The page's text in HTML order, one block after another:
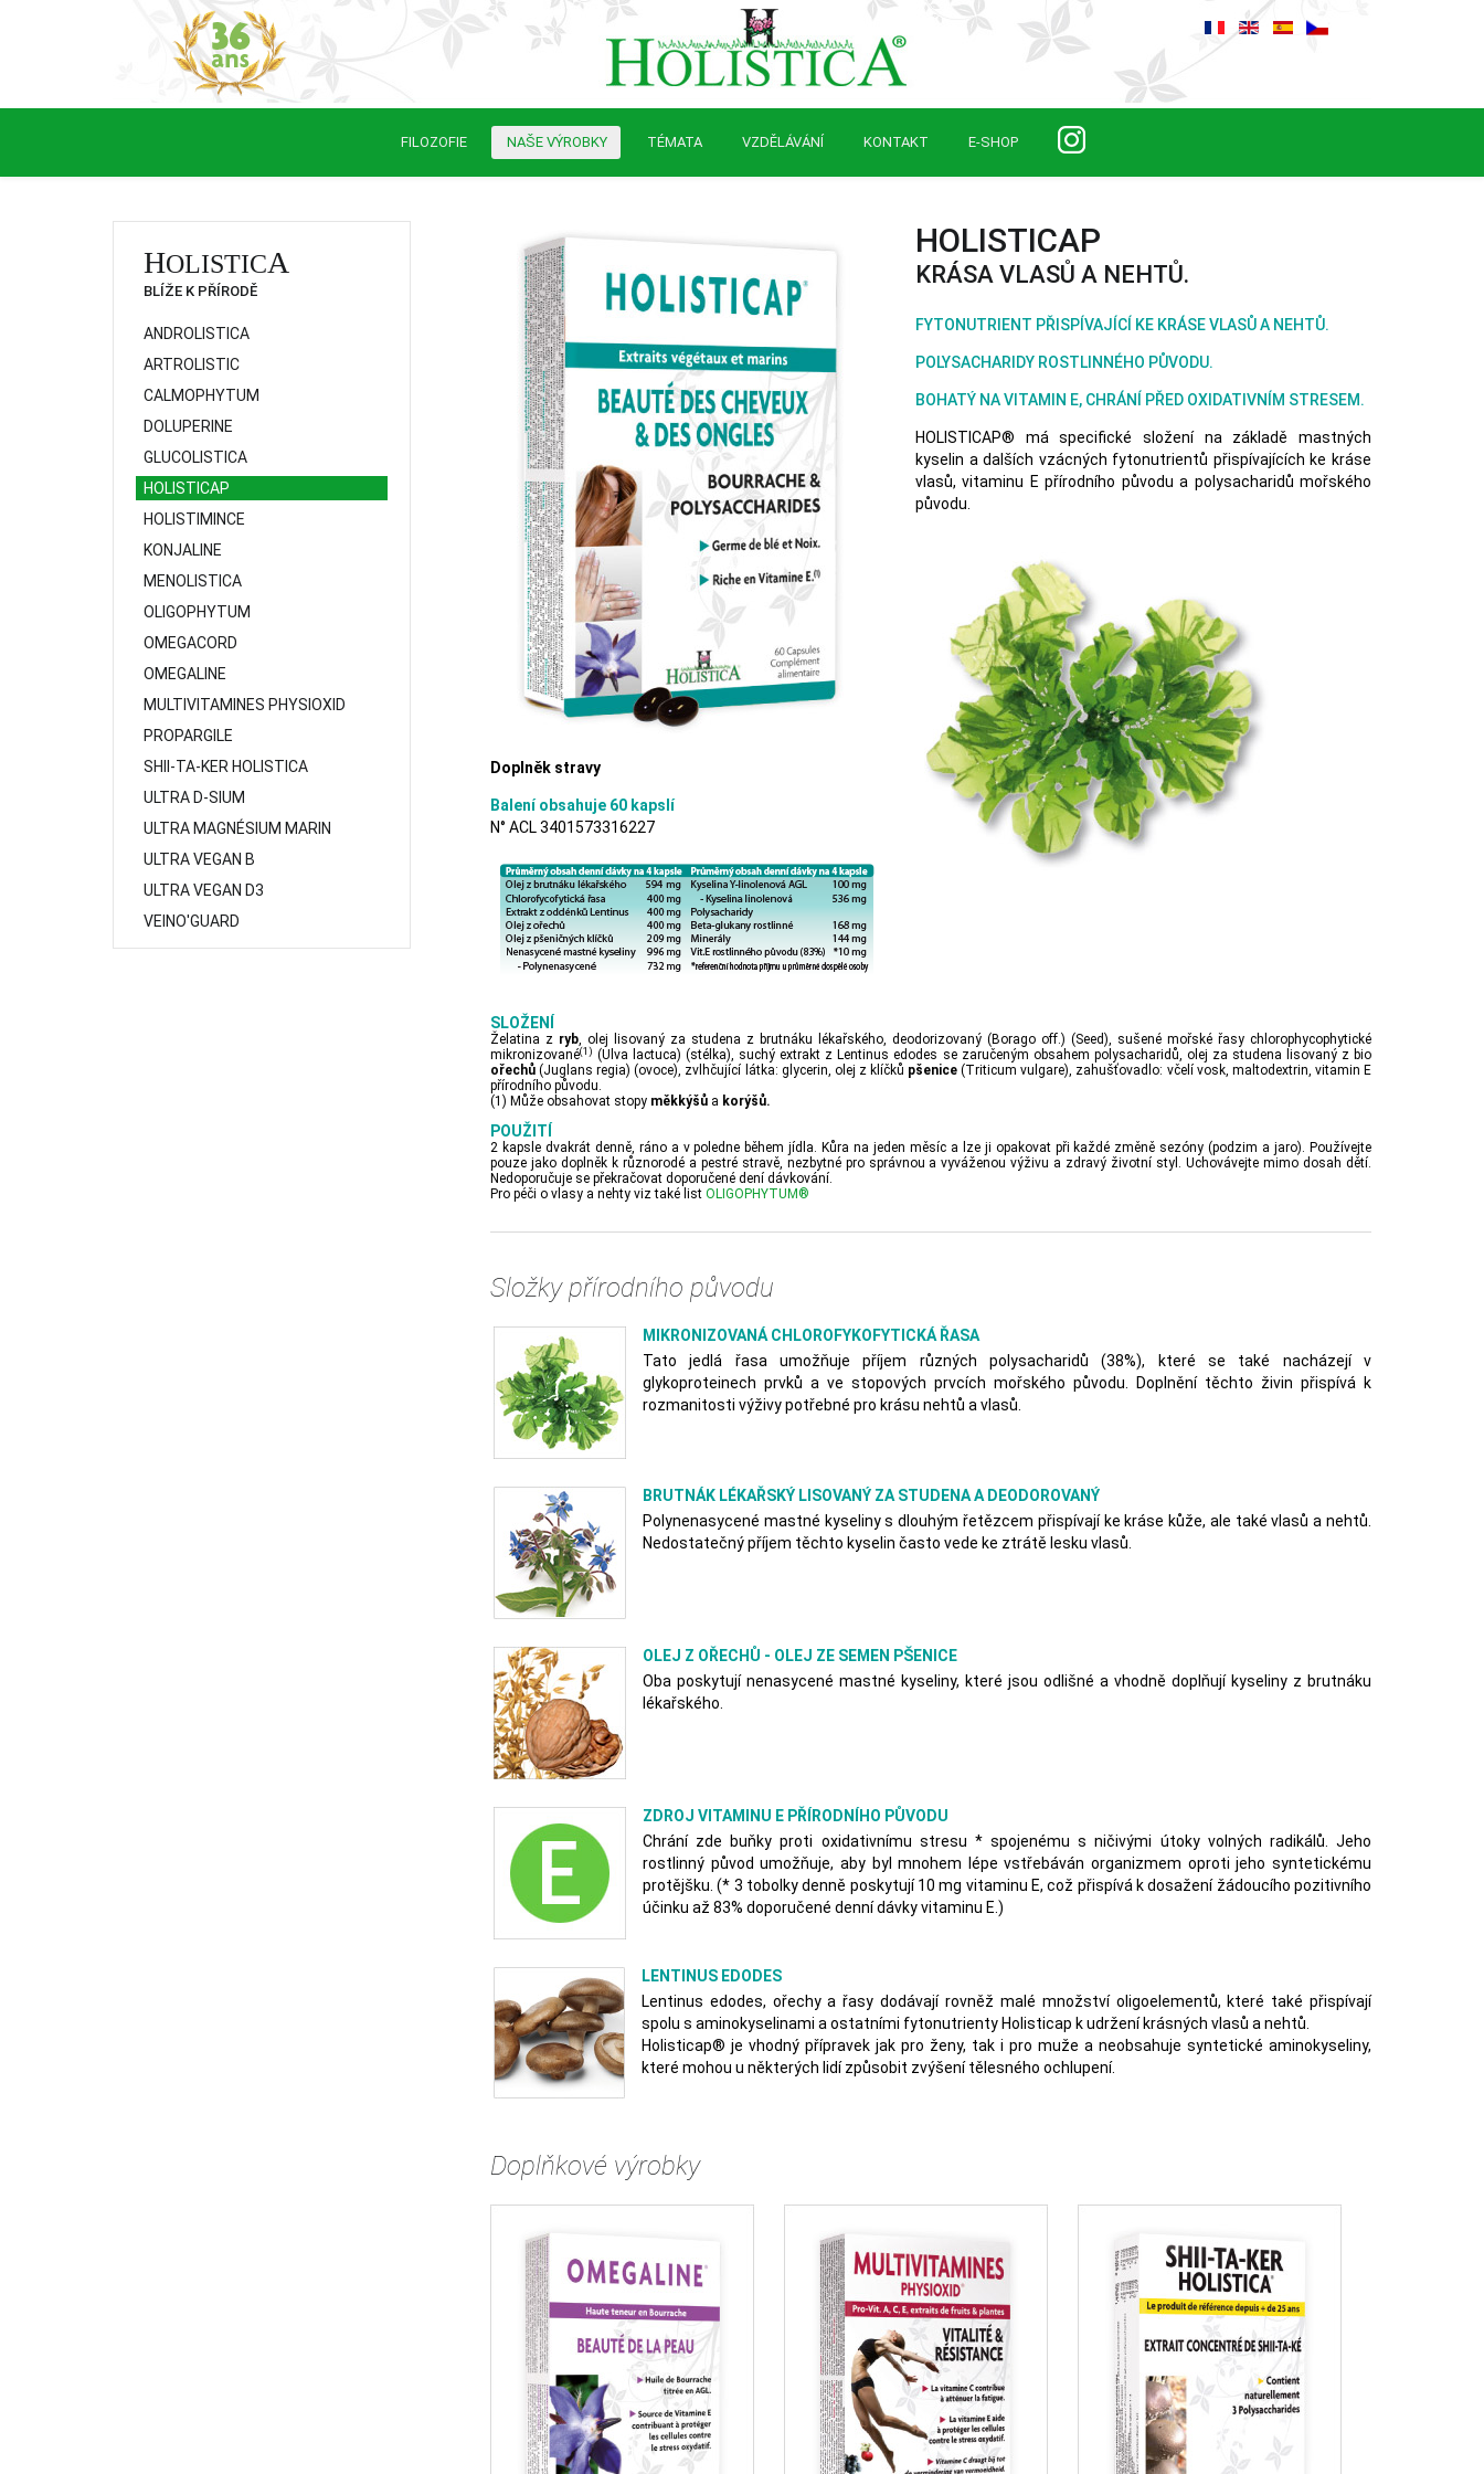
FILOZOFIE NAŠE VÝROBKY TÉMATA VZDĚLÁVÁNÍ KONTAKT E-SHOP
Doplněk stravy
Balení obsahuje 60 kapslí
N° ACL 3401573316227
HOLISTICAP
KRÁSA VLASŮ A NEHTŮ.
FYTONUTRIENT PŘISPÍVAJÍCÍ KE KRÁSE VLASŮ A NEHTŮ.
POLYSACHARIDY ROSTLINNÉHO PŮVODU.
BOHATÝ NA VITAMIN E, CHRÁNÍ PŘED OXIDATIVNÍM STRESEM.
HOLISTICAP® má specifické složení na základě mastných
kyselin a dalších vzácných fytonutrientů přispívajících ke kráse
vlasů, vitaminu E přírodního původu a polysacharidů mořského
původu.
SLOŽENÍ
Želatina z ryb, olej lisovaný za studena z brutnáku lékařského, deodorizovaný (Borago off.) (Seed), sušené mořské řasy chlorophycophytické
mikronizované(1) (Ulva lactuca) (stélka), suchý extrakt z Lentinus edodes se zaručeným obsahem polysacharidů, olej za studena lisovaný z bio
ořechů (Juglans regia) (ovoce), zvlhčující látka: glycerin, olej z klíčků pšenice (Triticum vulgare), zahušťovadlo: včelí vosk, maltodextrin, vitamin E
přírodního původu.
(1) Může obsahovat stopy měkkýšů a korýšů.
POUŽITÍ
2 kapsle dvakrát denně, ráno a v poledne během jídla. Kůra na jeden měsíc a lze ji opakovat při každé změně sezóny (podzim a jaro). Používejte
pouze jako doplněk k různorodé a pestré stravě, nezbytné pro správnou a vyváženou výživu a zdravý životní styl. Uchovávejte mimo dosah dětí.
Nedoporučuje se překračovat doporučené dení dávkování.
Pro péči o vlasy a nehty viz také list OLIGOPHYTUM®
Složky přírodního původu
MIKRONIZOVANÁ CHLOROFYKOFYTICKÁ ŘASA
Tato jedlá řasa umožňuje příjem různých polysacharidů (38%), které se také nacházejí v
glykoproteinech prvků a ve stopových prvcích mořského původu. Doplnění těchto živin přispívá k
rozmanitosti výživy potřebné pro krásu nehtů a vlasů.
BRUTNÁK LÉKAŘSKÝ LISOVANÝ ZA STUDENA A DEODOROVANÝ
Polynenasycené mastné kyseliny s dlouhým řetězcem přispívají ke kráse kůže, ale také vlasů a nehtů.
Nedostatečný příjem těchto kyselin často vede ke ztrátě lesku vlasů.
OLEJ Z OŘECHŮ - OLEJ ZE SEMEN PŠENICE
Oba poskytují nenasycené mastné kyseliny, které jsou odlišné a vhodně doplňují kyseliny z brutnáku
lékařského.
ZDROJ VITAMINU E PŘÍRODNÍHO PŮVODU
Chrání zde buňky proti oxidativnímu stresu * spojenému s ničivými útoky volných radikálů. Jeho
rostlinný původ umožňuje, aby byl mnohem lépe vstřebáván organizmem oproti jeho syntetickému
protějšku. (* 3 tobolky denně poskytují 10 mg vitaminu E, což přispívá k dosažení žádoucího pozitivního
účinku až 83% doporučené denní dávky vitaminu E.)
LENTINUS EDODES
Lentinus edodes, ořechy a řasy dodávají rovněž malé množství oligoelementů, které také přispívají
spolu s aminokyselinami a ostatními fytonutrienty Holisticap k udržení krásných vlasů a nehtů.
Holisticap® je vhodný přípravek jak pro ženy, tak i pro muže a neobsahuje syntetické aminokyseliny,
které mohou u některých lidí způsobit zvýšení tělesného ochlupení.
Doplňkové výrobky
HOLISTICA
BLÍŽE K PŘÍRODĚ
ANDROLISTICA
ARTROLISTIC
CALMOPHYTUM
DOLUPERINE
GLUCOLISTICA
HOLISTICAP
HOLISTIMINCE
KONJALINE
MENOLISTICA
OLIGOPHYTUM
OMEGACORD
OMEGALINE
MULTIVITAMINES PHYSIOXID
PROPARGILE
SHII-TA-KER HOLISTICA
ULTRA D-SIUM
ULTRA MAGNÉSIUM MARIN
ULTRA VEGAN B
ULTRA VEGAN D3
VEINO'GUARD